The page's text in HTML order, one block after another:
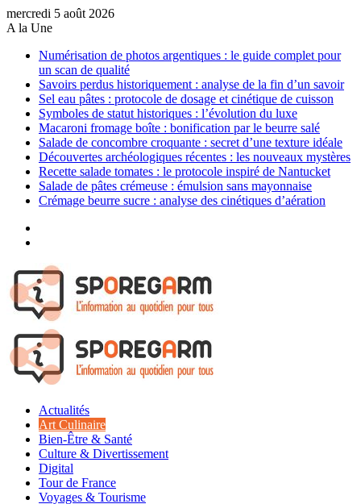
mercredi 5 août 2026
A la Une
Numérisation de photos argentiques : le guide complet pour
un scan de qualité
Savoirs perdus historiquement : analyse de la fin d’un savoir
Sel eau pâtes : protocole de dosage et cinétique de cuisson
Symboles de statut historiques : l’évolution du luxe
Macaroni fromage boîte : bonification par le beurre salé
Salade de concombre croquante : secret d’une texture idéale
Découvertes archéologiques récentes : les nouveaux mystères
Recette salade tomates : le protocole inspiré de Nantucket
Salade de pâtes crémeuse : émulsion sans mayonnaise
Crémage beurre sucre : analyse des cinétiques d’aération
Menu
Actualités
Art Culinaire
Bien-Être & Santé
Culture & Divertissement
Digital
Tour de France
Voyages & Tourisme